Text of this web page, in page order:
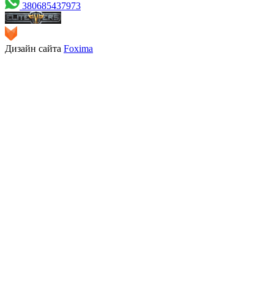
380685437973
Дизайн сайта Foxima